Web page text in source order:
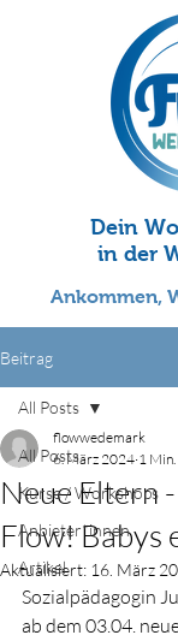
Ankommen,
Dein
in der
Beitrag
All Posts
Kurse / Workshops
Anbieter*innen
Artikel
All Posts
Neue Eltern
Flow! Babys
flowwedemark
6. März 2024 1
Aktualisiert: 16. März
Sozialpädagogin
ab dem 03.04.